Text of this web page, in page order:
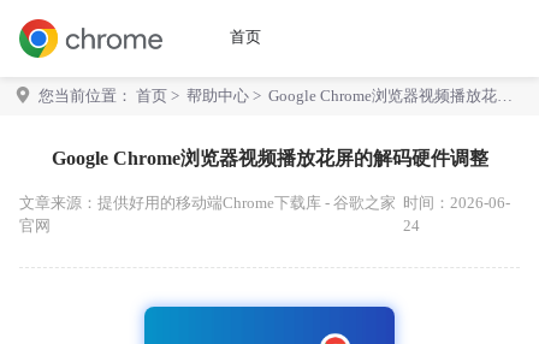
首页
您当前位置： 首页 > 帮助中心 > Google Chrome浏览器视频播放花屏
Google Chrome浏览器视频播放花屏的解码硬件调整
文章来源： 提供好用的移动端Chrome下载库 - 谷歌之家
官网
时间：2026-06-
24